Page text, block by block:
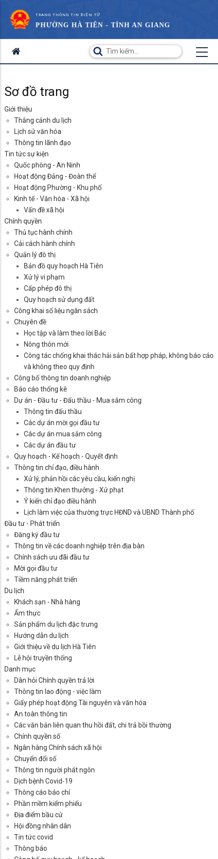
TRANG THÔNG TIN ĐIỆN TỬ
PHƯỜNG HÀ TIÊN - TỈNH AN GIANG
Sơ đồ trang
Giới thiệu
Thắng cảnh du lịch
Lịch sử văn hóa
Thông tin lãnh đạo
Tin tức sự kiện
Quốc phòng - An Ninh
Hoạt động Đảng - Đoàn thể
Hoạt động Phường - Khu phố
Kinh tế - Văn hóa - Xã hội
Vấn đề xã hội
Chính quyền
Thủ tục hành chính
Cải cách hành chính
Quản lý đô thị
Bản đồ quy hoạch Hà Tiên
Xử lý vi phạm
Cấp phép đô thị
Quy hoạch sử dụng đất
Công khai số liệu ngân sách
Chuyên đề
Học tập và làm theo lời Bác
Nông thôn mới
Công tác chống khai thác hải sản bất hợp pháp, không báo cáo
và không theo quy định
Công bố thông tin doanh nghiệp
Báo cáo thống kê
Dự án - Đầu tư - Đấu thầu - Mua sắm công
Thông tin đấu thầu
Các dự án mời gọi đầu tư
Các dự án mua sắm công
Các dự án đầu tư
Quy hoạch - Kế hoạch - Quyết định
Thông tin chỉ đạo, điều hành
Xử lý, phản hồi các yêu cầu, kiến nghị
Thông tin Khen thưởng - Xử phạt
Ý kiến chỉ đạo điều hành
Lịch làm việc của thường trực HĐND và UBND Thành phố
Đầu tư - Phát triển
Đăng ký đầu tư
Thông tin về các doanh nghiệp trên địa bàn
Chính sách ưu đãi đầu tư
Mời gọi đầu tư
Tiềm năng phát triển
Du lịch
Khách sạn - Nhà hàng
Ẩm thực
Sản phẩm du lịch đặc trưng
Hướng dẫn du lịch
Giới thiệu về du lịch Hà Tiên
Lễ hội truyền thống
Danh mục
Dân hỏi Chính quyền trả lời
Thông tin lao động - việc làm
Giấy phép hoạt động Tài nguyên và văn hóa
An toàn thông tin
Các văn bản liên quan thu hồi đất, chi trả bồi thường
Chính quyền số
Ngân hàng Chính sách xã hội
Chuyển đổi số
Thông tin người phát ngôn
Dịch bệnh Covid-19
Thông cáo báo chí
Phần mềm kiểm phiếu
Địa điểm bầu cử
Hội đồng nhân dân
Tin tức covid
Thông báo